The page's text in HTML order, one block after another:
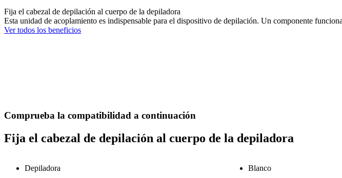
Fija el cabezal de depilación al cuerpo de la depiladora
Esta unidad de acoplamiento es indispensable para el dispositivo de depilación. Un componente
Ver todos los beneficios
Comprueba la compatibilidad a continuación
Fija el cabezal de depilación al cuerpo de la depiladora
Depiladora Blanco